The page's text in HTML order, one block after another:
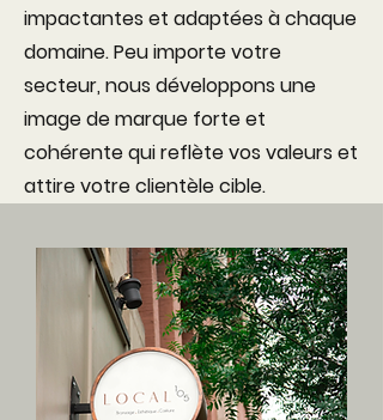
impactantes et adaptées à chaque
domaine. Peu importe votre
secteur, nous développons une
image de marque forte et
cohérente qui reflète vos valeurs et
attire votre clientèle cible.